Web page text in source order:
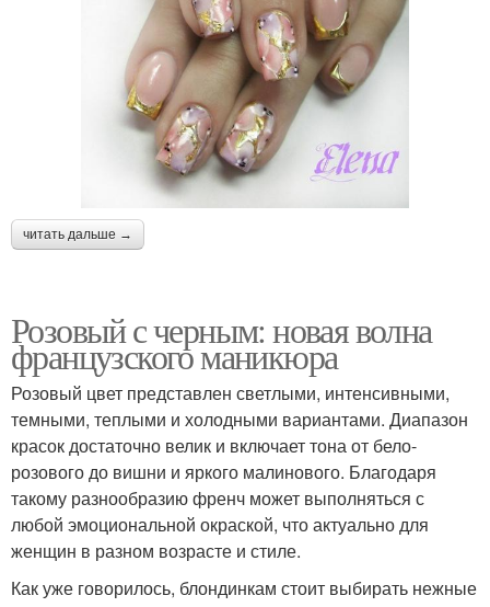
читать дальше →
Розовый с черным: новая волна
французского маникюра
Розовый цвет представлен светлыми, интенсивными,
темными, теплыми и холодными вариантами. Диапазон
красок достаточно велик и включает тона от бело-
розового до вишни и яркого малинового. Благодаря
такому разнообразию френч может выполняться с
любой эмоциональной окраской, что актуально для
женщин в разном возрасте и стиле.
Как уже говорилось, блондинкам стоит выбирать нежные